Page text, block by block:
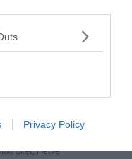
Privacy Policy
őket, illetve